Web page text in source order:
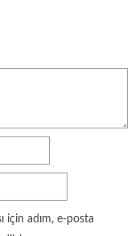
için adım, e-posta